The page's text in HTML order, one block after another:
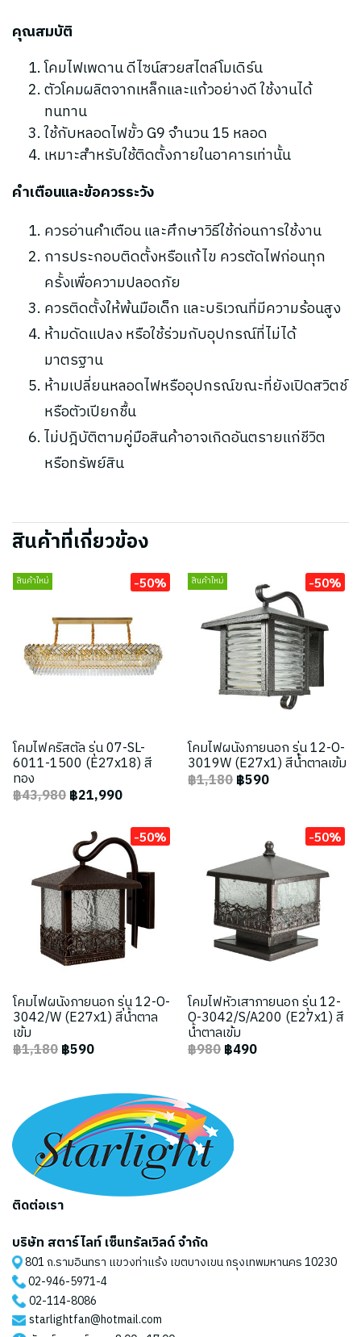
คุณสมบัติ
โคมไฟเพดาน ดีไซน์สวยสไตล์โมเดิร์น
ตัวโคมผลิตจากเหล็กและแก้วอย่างดี ใช้งานได้
ทนทาน
ใช้กับหลอดไฟขั้ว G9 จำนวน 15 หลอด
เหมาะสำหรับใช้ติดตั้งภายในอาคารเท่านั้น
คำเตือนและข้อควรระวัง
ควรอ่านคำเตือน และศึกษาวิธีใช้ก่อนการใช้งาน
การประกอบติดตั้งหรือแก้ไข ควรตัดไฟก่อนทุก
ครั้งเพื่อความปลอดภัย
ควรติดตั้งให้พ้นมือเด็ก และบริเวณที่มีความร้อนสูง
ห้ามดัดแปลง หรือใช้ร่วมกับอุปกรณ์ที่ไม่ได้
มาตรฐาน
ห้ามเปลี่ยนหลอดไฟหรืออุปกรณ์ขณะที่ยังเปิดสวิตช์
หรือตัวเปียกชื้น
ไม่ปฎิบัติตามคู่มือสินค้าอาจเกิดอันตรายแก่ชีวิต
หรือทรัพย์สิน
สินค้าที่เกี่ยวข้อง
สินค้าใหม่ -50%
โคมไฟคริสตัล รุ่น 07-SL-
6011-1500 (E27x18) สี
ทอง
฿43,980฿21,990
สินค้าใหม่ -50%
โคมไฟผนังภายนอก รุ่น 12-O-
3019W (E27x1) สีน้ำตาลเข้ม
฿1,180฿590
-50%
โคมไฟผนังภายนอก รุ่น 12-O-
3042/W (E27x1) สีน้ำตาล
เข้ม
฿1,180฿590
-50%
โคมไฟหัวเสาภายนอก รุ่น 12-
O-3042/S/A200 (E27x1) สี
น้ำตาลเข้ม
฿980฿490
ติดต่อเรา
บริษัท สตาร์ไลท์ เซ็นทรัลเวิลด์ จำกัด
801 ถ.รามอินทรา แขวงท่าแร้ง เขตบางเขน กรุงเทพมหานคร 10230
02-946-5971-4
02-114-8086
starlightfan@hotmail.com